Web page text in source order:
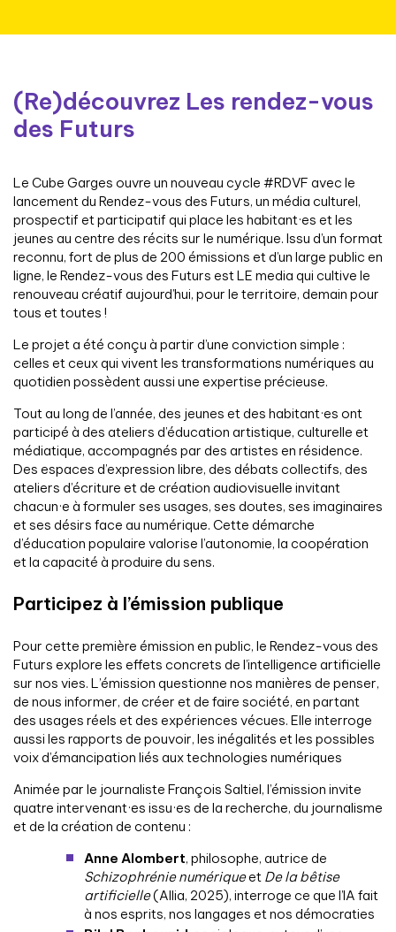
(Re)découvrez Les rendez-vous
des Futurs
Le Cube Garges ouvre un nouveau cycle #RDVF avec le
lancement du Rendez-vous des Futurs, un média culturel,
prospectif et participatif qui place les habitant·es et les
jeunes au centre des récits sur le numérique. Issu d’un format
reconnu, fort de plus de 200 émissions et d’un large public en
ligne, le Rendez-vous des Futurs est LE media qui cultive le
renouveau créatif aujourd’hui, pour le territoire, demain pour
tous et toutes !
Le projet a été conçu à partir d’une conviction simple :
celles et ceux qui vivent les transformations numériques au
quotidien possèdent aussi une expertise précieuse.
Tout au long de l’année, des jeunes et des habitant·es ont
participé à des ateliers d’éducation artistique, culturelle et
médiatique, accompagnés par des artistes en résidence.
Des espaces d’expression libre, des débats collectifs, des
ateliers d’écriture et de création audiovisuelle invitant
chacun·e à formuler ses usages, ses doutes, ses imaginaires
et ses désirs face au numérique. Cette démarche
d’éducation populaire valorise l’autonomie, la coopération
et la capacité à produire du sens.
Participez à l’émission publique
Pour cette première émission en public, le Rendez-vous des
Futurs explore les effets concrets de l’intelligence artificielle
sur nos vies. L’émission questionne nos manières de penser,
de nous informer, de créer et de faire société, en partant
des usages réels et des expériences vécues. Elle interroge
aussi les rapports de pouvoir, les inégalités et les possibles
voix d’émancipation liés aux technologies numériques
Animée par le journaliste François Saltiel, l’émission invite
quatre intervenant·es issu·es de la recherche, du journalisme
et de la création de contenu :
Anne Alombert, philosophe, autrice de
Schizophrénie numériqueet De la bêtise
artificielle(Allia, 2025), interroge ce que l’IA fait
à nos esprits, nos langages et nos démocraties